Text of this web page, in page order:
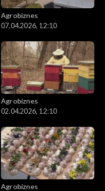
Agrobiznes
07.04.2026, 12:10
Agrobiznes
02.04.2026, 12:10
Agrobiznes